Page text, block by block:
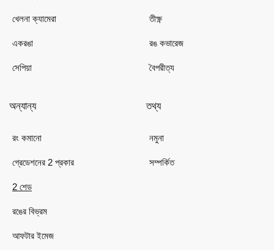
খেলনা ক্যামেরা
একরঙা
সেপিয়া
তীক্ষ্ণ
রঙ কভারেজ
বৈপরীত্য
অন্যান্য
রং কমানো
গ্রেডেশনের 2 প্রকার
2 শেড
রঙের বিভ্রম
আফটার ইমেজ
তথ্য
নমুনা
সম্পর্কিত